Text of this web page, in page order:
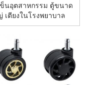
ข็นอุตสาหกรรม ตู้ขนาด
เตียงในโรงพยาบาล